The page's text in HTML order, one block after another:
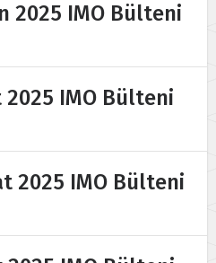
2025 IMO Bülteni
2025 IMO Bülteni
2025 IMO Bülteni